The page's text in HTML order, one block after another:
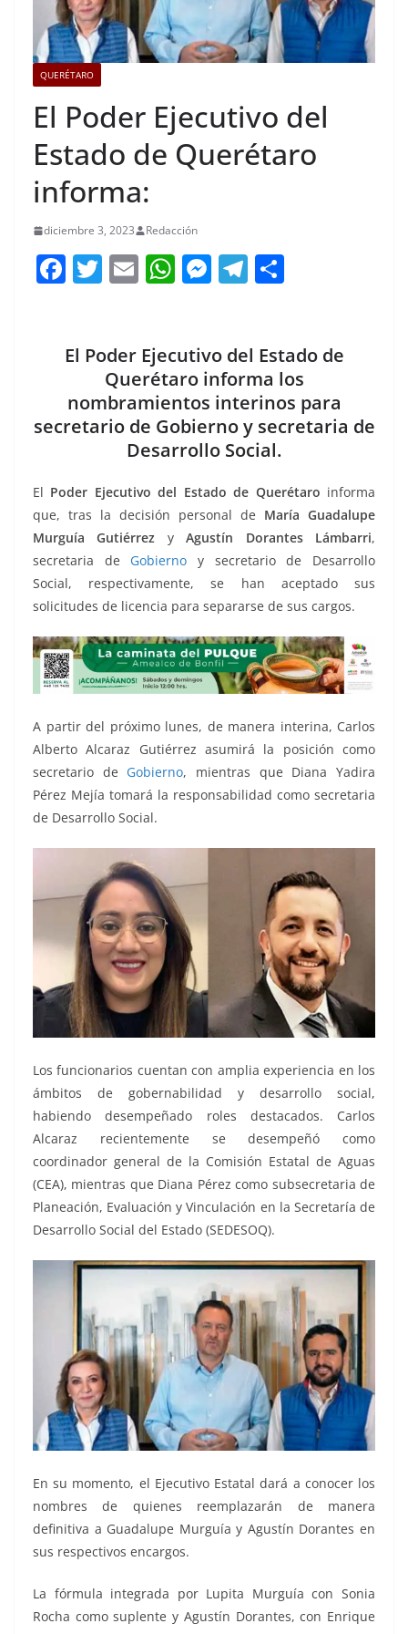
QUERÉTARO
El Poder Ejecutivo del
Estado de Querétaro
informa:
diciembre 3, 2023 Redacción
F
e
o
o
T
er
E
l
W
s
A
p
p
M
e
n
g
er
T
gr
a
m
p
ar
tir
El Poder Ejecutivo del Estado de
Querétaro informa los
nombramientos interinos para
secretario de Gobierno y secretaria de
Desarrollo Social.
El Poder Ejecutivo del Estado de Querétaro informa
que, tras la decisión personal de María Guadalupe
Murguía Gutiérrez yAgustín Dorantes Lámbarri,
secretaria de Gobierno y secretario de Desarrollo
Social, respectivamente, se han aceptado sus
solicitudes de licencia para separarse de sus cargos.
A partir del próximo lunes, de manera interina, Carlos
Alberto Alcaraz Gutiérrez asumirá la posición como
secretario de Gobierno, mientras que Diana Yadira
Pérez Mejía tomará la responsabilidad como secretaria
de Desarrollo Social.
Los funcionarios cuentan con amplia experiencia en los
ámbitos de gobernabilidad y desarrollo social,
habiendo desempeñado roles destacados. Carlos
Alcaraz recientemente se desempeñó como
coordinador general de la Comisión Estatal de Aguas
(CEA), mientras que Diana Pérez como subsecretaria de
Planeación, Evaluación y Vinculación en la Secretaría de
Desarrollo Social del Estado (SEDESOQ).
En su momento, el Ejecutivo Estatal dará a conocer los
nombres de quienes reemplazarán de manera
definitiva a Guadalupe Murguía y Agustín Dorantes en
sus respectivos encargos.
La fórmula integrada por Lupita Murguía con Sonia
Rocha como suplente y Agustín Dorantes, con Enrique